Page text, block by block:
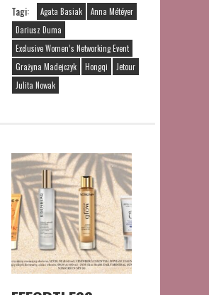
Tagi: Agata Basiak
Anna Météyer
Dariusz Duma
Exclusive Women’s Networking Event
Grażyna Madejczyk
Hongqi
Jetour
Julita Nowak